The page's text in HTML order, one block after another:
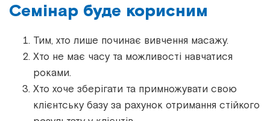
Семінар буде корисним
Тим, хто лише починає вивчення масажу.
Хто не має часу та можливості навчатися
роками.
Хто хоче зберігати та примножувати свою
клієнтську базу за рахунок отримання стійкого